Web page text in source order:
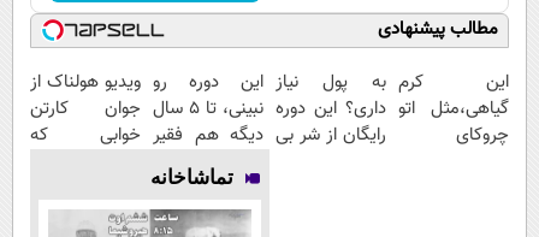
مطالب پیشنهادی
این کرم
گیاهی،مثل اتو
چروکای
به پول نیاز
داری؟ این دوره
رایگان از شر بی
این دوره رو
نبینی، تا 5 سال
دیگه هم فقیر
می‌مونی! همین
الان ثبت نام
کن
ویدیو هولناک از
جوان کارتن
خوابی که
تماشاخانه